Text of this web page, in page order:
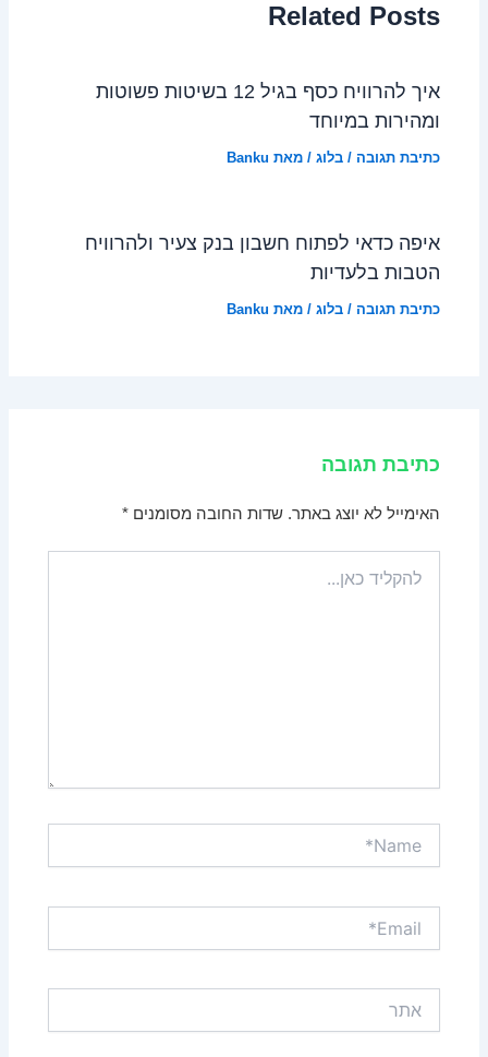
Related Posts
איך להרוויח כסף בגיל 12 בשיטות פשוטות
ומהירות במיוחד
כתיבת תגובה /בלוג / מאת Banku
איפה כדאי לפתוח חשבון בנק צעיר ולהרוויח
הטבות בלעדיות
כתיבת תגובה /בלוג / מאת Banku
כתיבת תגובה
האימייל לא יוצג באתר. שדות החובה מסומנים*
כאן...